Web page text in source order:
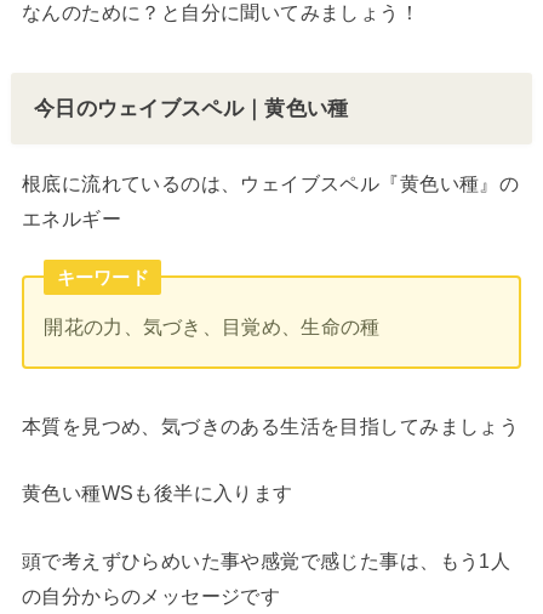
なんのために？と自分に聞いてみましょう！
今日のウェイブスペル｜黄色い種
根底に流れているのは、ウェイブスペル『黄色い種』の
エネルギー
キーワード
開花の力、気づき、目覚め、生命の種
本質を見つめ、気づきのある生活を目指してみましょう
黄色い種WSも後半に入ります
頭で考えずひらめいた事や感覚で感じた事は、もう1人
の自分からのメッセージです